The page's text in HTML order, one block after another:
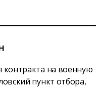
на военную
пункт отбора,